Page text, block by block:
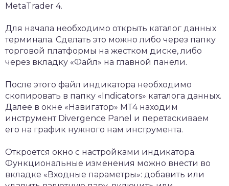
MetaTrader 4.
Для начала необходимо открыть каталог данных
терминала. Сделать это можно либо через папку
торговой платформы на жестком диске, либо
через вкладку «Файл» на главной панели.
После этого файл индикатора необходимо
скопировать в папку «Indiсators» каталога данных.
Далее в окне «Навигатор» МТ4 находим
инструмент Divergence Panel и перетаскиваем
его на график нужного нам инструмента.
Откроется окно с настройками индикатора.
Функциональные изменения можно внести во
вкладке «Входные параметры»: добавить или